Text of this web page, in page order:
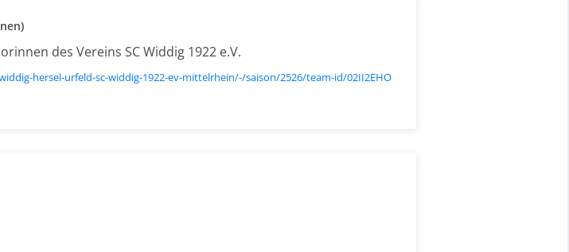
des Vereins SC Widdig 1922 e.V.
hersel-urfeld-sc-widdig-1922-ev-mittelrhein/-/saison/2526/team-id/02II2EHO